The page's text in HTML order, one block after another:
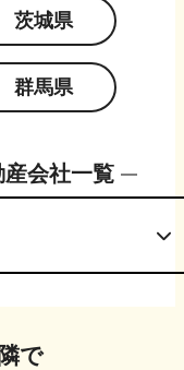
茨城県
群馬県
会社一覧
で